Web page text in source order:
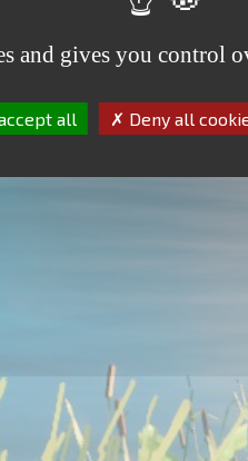
and gives you control
all Deny all